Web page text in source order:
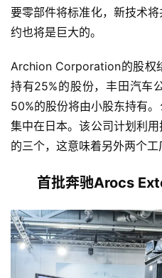
要零部件将标准化，新技术
约也将是巨大的。
Archion Corporation的股权
持有25%的股份，丰田汽车
50%的股份将由小股东持有
集中在日本。该公司计划利
的三个，这意味着另外两个工
首批奔驰Arocs